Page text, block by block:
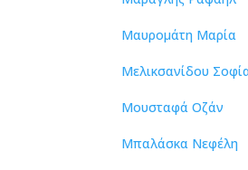
Μαυρομάτη Μαρία
Μελικσανίδου
Μουσταφά Οζάν
Μπαλάσκα Νεφέλη